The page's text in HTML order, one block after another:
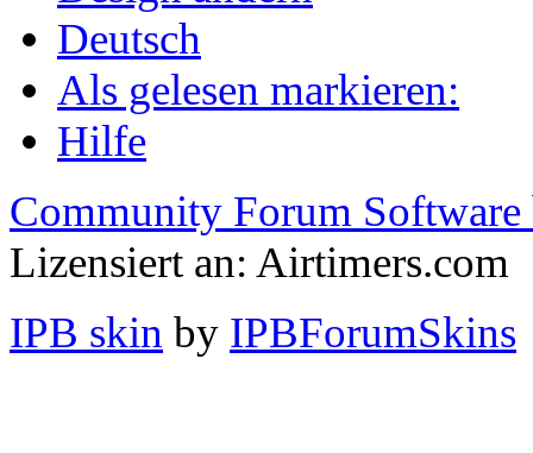
Deutsch
Als gelesen markieren:
Hilfe
Community Forum Software
Lizensiert an: Airtimers.com
IPB skin by IPBForumSkins